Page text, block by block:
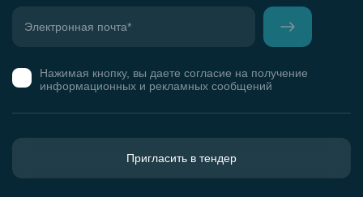
Нажимая кнопку, вы даете согласие на получение
информационных и рекламных сообщений
Пригласить в тендер